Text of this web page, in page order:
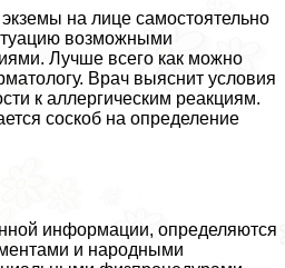
на лице самостоятельно
возможными
Лучше всего как можно
Врач выяснит условия
к аллергическим реакциям.
соскоб на определение
информации, определяются
и народными